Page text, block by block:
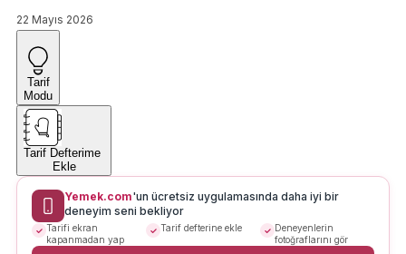
22 Mayıs 2026
Tarif
Modu
Tarif Defterime
Ekle
Yemek.com'un ücretsiz uygulamasında daha iyi bir
deneyim seni bekliyor
Tarifi ekran
kapanmadan yap
Tarif defterine ekle
Deneyenlerin
fotoğraflarını gör